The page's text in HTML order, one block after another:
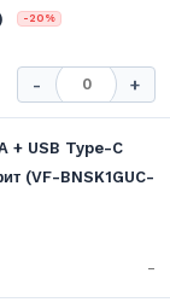
-20%
- +
+ USB Type-C
(VF-BNSK1GUC-
-